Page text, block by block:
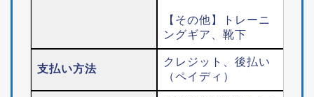
【その他】トレーニ
ングギア、靴下
支払い方法
クレジット、後払い
（ペイディ）